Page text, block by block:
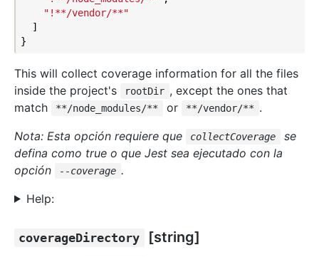
"!**/vendor/**"
  ]
This will collect coverage information for all the files
inside the project's
rootDir , except the ones that
match
**/node_modules/** or **/vendor/** .
Nota: Esta opción requiere que
collectCoverage
se
defina como true o que Jest sea ejecutado con la
opción
--coverage .
Help:
coverageDirectory [string]